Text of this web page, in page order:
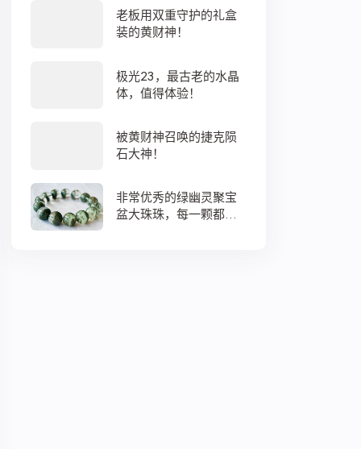
老板用双重守护的礼盒
装的黄财神！
极光23，最古老的水晶
体，值得体验！
被黄财神召唤的捷克陨
石大神！
非常优秀的绿幽灵聚宝
盆大珠珠，每一颗都蕴